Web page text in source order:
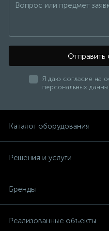
Я даю согласие на
персональных
Каталог оборудования
Решения и услуги
Бренды
Реализованные объекты